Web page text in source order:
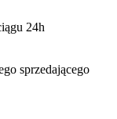
24h
sprzedającego